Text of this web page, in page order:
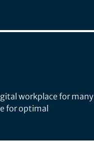
workplace for many
for optimal